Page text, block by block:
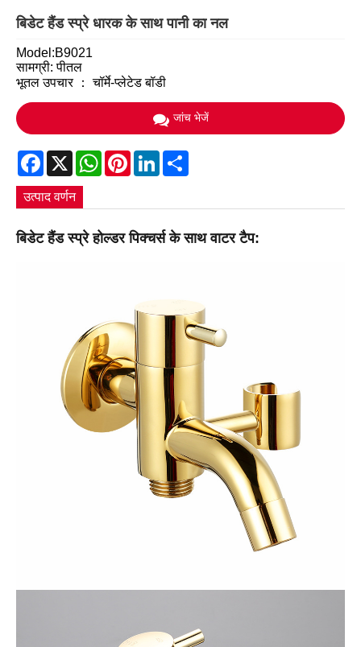
बिडेट हैंड स्प्रे धारक के साथ पानी का नल
Model:B9021
सामग्री: पीतल
भूतल उपचार ： चॉर्मे-प्लेटेड बॉडी
जांच भेजें
Facebook
X WhatsApp
PinterestLinkedIn
उत्पाद वर्णन
बिडेट हैंड स्प्रे होल्डर पिक्चर्स के साथ वाटर टैप: